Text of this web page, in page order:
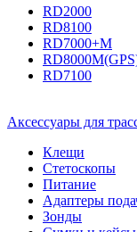
RD2000
RD8100
RD7000+M
RD7100
Аксессуары для
Клещи
Стетоскопы
Питание
Адаптеры
Зонды